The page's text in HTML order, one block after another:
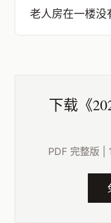
老人房在一楼没
下载《
PDF 完整版 |